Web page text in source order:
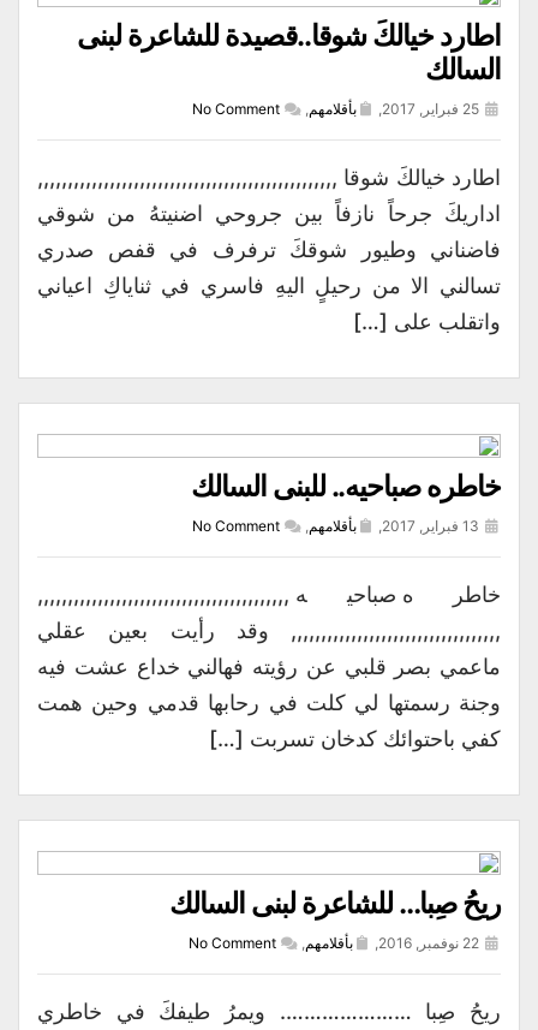
اطارد خيالكَ شوقا..قصيدة للشاعرة لبنى
السالك
بأقلامهم,
No Comment
اطارد خيالكَ شوقا ,,,,,,,,,,,,,,,,,,,,,,,,,,,,,,,,,,,,,,,,,,,,,,,,,,
اداريكَ جرحاً نازفاً بين جروحي اضنيتهُ من شوقي
فاضناني وطيور شوقكَ ترفرف في قفص صدري
تسالني الا من رحيلٍ اليهِ فاسري في ثناياكِ اعياني
واتقلب على […]
خاطره صباحيه.. للبنى السالك
بأقلامهم,
No Comment
خاطره صباحيه ,,,,,,,,,,,,,,,,,,,,,,,,,,,,,,,,,,,,,,,,,,
,,,,,,,,,,,,,,,,,,,,,,,,,,,,,,,,,,, وقد رأيت بعين عقلي
ماعمي بصر قلبي عن رؤيته فهالني خداع عشت فيه
وجنة رسمتها لي كلت في رحابها قدمي وحين همت
كفي باحتوائك كدخان تسربت […]
ريحُ صِبا… للشاعرة لبنى السالك
بأقلامهم,
No Comment
ريحُ صِبا …………………. ويمرُ طيفكَ في خاطري